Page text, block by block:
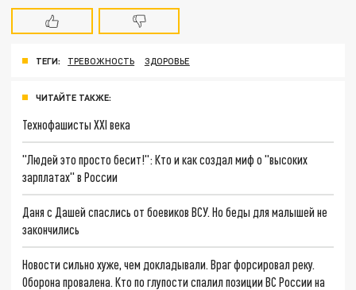
ТЕГИ: ТРЕВОЖНОСТЬ ЗДОРОВЬЕ
ЧИТАЙТЕ ТАКЖЕ:
Технофашисты XXI века
"Людей это просто бесит!": Кто и как создал миф о "высоких
зарплатах" в России
Даня с Дашей спаслись от боевиков ВСУ. Но беды для малышей не
закончились
Новости сильно хуже, чем докладывали. Враг форсировал реку.
Оборона провалена. Кто по глупости спалил позиции ВС России на